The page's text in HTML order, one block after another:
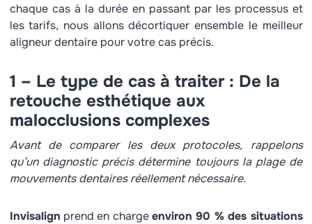
chaque cas à la durée en passant par les processus et
les tarifs, nous allons décortiquer ensemble le meilleur
aligneur dentaire pour votre cas précis.
1 – Le type de cas à traiter : De la
retouche esthétique aux
malocclusions complexes
Avant de comparer les deux protocoles, rappelons
qu’un diagnostic précis détermine toujours la plage de
mouvements dentaires réellement nécessaire.
Invisalign prend en chargeenviron 90 % des situations